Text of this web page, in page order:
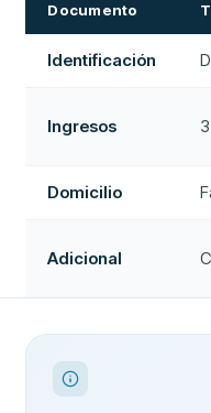
Documento
Identificación
Ingresos
Domicilio
Adicional